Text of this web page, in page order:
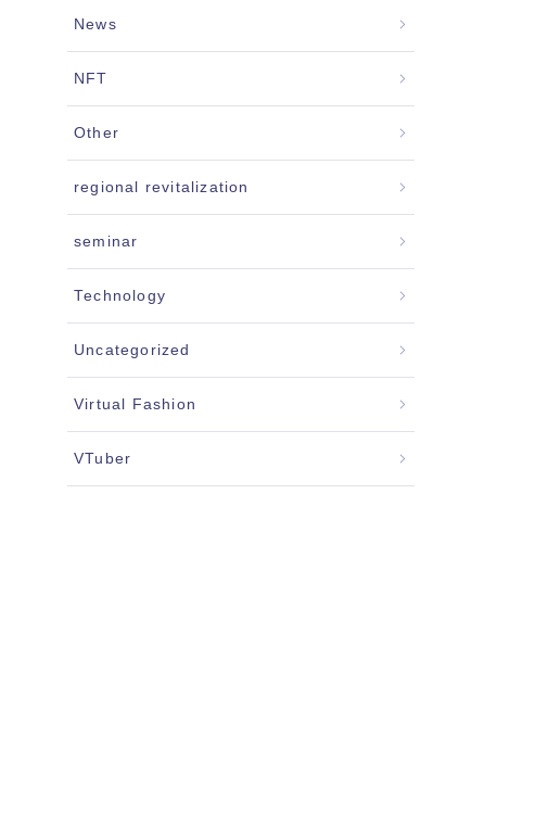
News
NFT
Other
regional revitalization
seminar
Technology
Uncategorized
Virtual Fashion
VTuber